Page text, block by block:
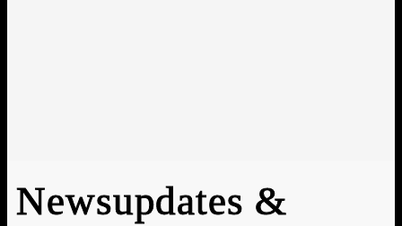
Newsupdates &